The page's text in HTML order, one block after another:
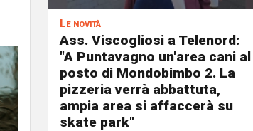
Le novità
Ass. Viscogliosi a Telenord:
"A Puntavagno un'area cani al
posto di Mondobimbo 2. La
pizzeria verrà abbattuta,
ampia area si affaccerà su
skate park"